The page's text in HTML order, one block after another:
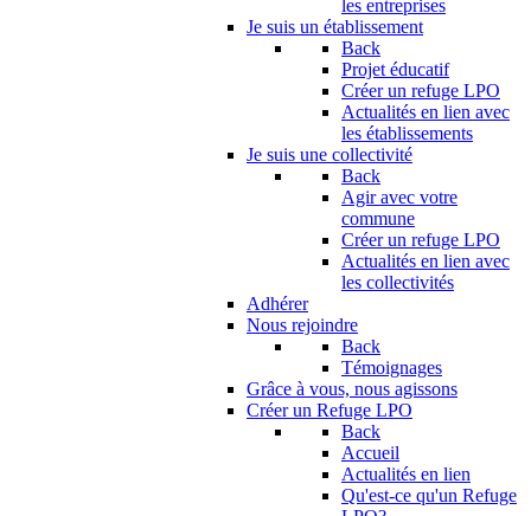
les entreprises
Je suis un établissement
Back
Projet éducatif
Créer un refuge LPO
Actualités en lien avec
les établissements
Je suis une collectivité
Back
Agir avec votre
commune
Créer un refuge LPO
Actualités en lien avec
les collectivités
Adhérer
Nous rejoindre
Back
Témoignages
Grâce à vous, nous agissons
Créer un Refuge LPO
Back
Accueil
Actualités en lien
Qu'est-ce qu'un Refuge